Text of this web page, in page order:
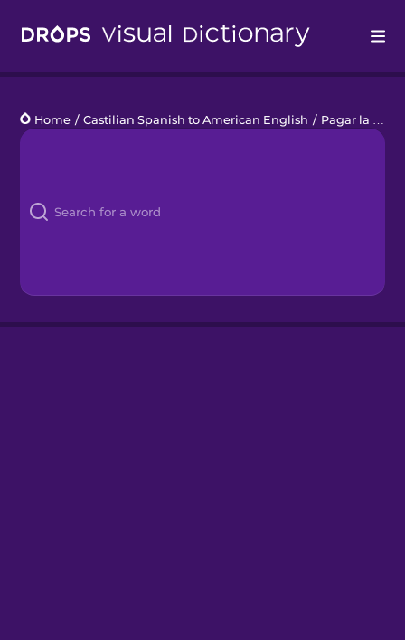
Languages
Kahoot!
Home / Castilian Spanish to American English / Pagar la cuenta